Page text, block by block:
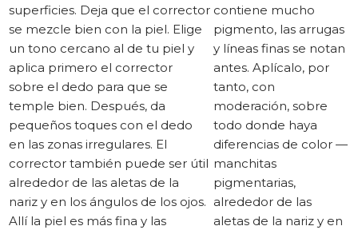
superficies. Deja que el corrector
se mezcle bien con la piel. Elige
un tono cercano al de tu piel y
aplica primero el corrector
sobre el dedo para que se
temple bien. Después, da
pequeños toques con el dedo
en las zonas irregulares. El
corrector también puede ser útil
alrededor de las aletas de la
nariz y en los ángulos de los ojos.
Allí la piel es más fina y las
contiene mucho
pigmento, las arrugas
y líneas finas se notan
antes. Aplícalo, por
tanto, con
moderación, sobre
todo donde haya
diferencias de color —
manchitas
pigmentarias,
alrededor de las
aletas de la nariz y en